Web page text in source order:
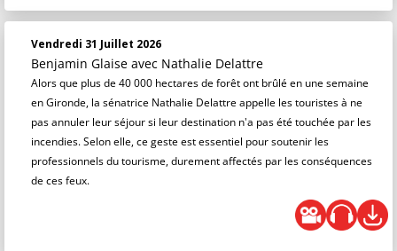
Vendredi 31 Juillet 2026
Benjamin Glaise avec Nathalie Delattre
Alors que plus de 40 000 hectares de forêt ont brûlé en une semaine
en Gironde, la sénatrice Nathalie Delattre appelle les touristes à ne
pas annuler leur séjour si leur destination n'a pas été touchée par les
incendies. Selon elle, ce geste est essentiel pour soutenir les
professionnels du tourisme, durement affectés par les conséquences
de ces feux.